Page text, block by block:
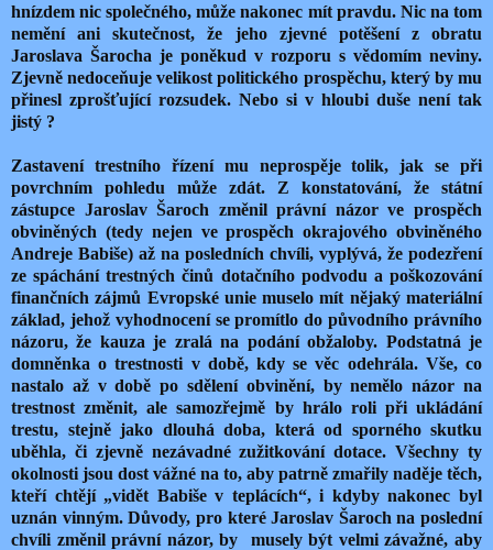
hnízdem nic společného, může nakonec mít pravdu. Nic na tom
nemění ani skutečnost, že jeho zjevné potěšení z obratu
Jaroslava Šarocha je poněkud v rozporu s vědomím neviny.
Zjevně nedoceňuje velikost politického prospěchu, který by mu
přinesl zprošťující rozsudek. Nebo si v hloubi duše není tak
jistý ?
Zastavení trestního řízení mu neprospěje tolik, jak se při
povrchním pohledu může zdát. Z konstatování, že státní
zástupce Jaroslav Šaroch změnil právní názor ve prospěch
obviněných (tedy nejen ve prospěch okrajového obviněného
Andreje Babiše) až na posledních chvíli, vyplývá, že podezření
ze spáchání trestných činů dotačního podvodu a poškozování
finančních zájmů Evropské unie muselo mít nějaký materiální
základ, jehož vyhodnocení se promítlo do původního právního
názoru, že kauza je zralá na podání obžaloby. Podstatná je
domněnka o trestnosti v době, kdy se věc odehrála. Vše, co
nastalo až v době po sdělení obvinění, by nemělo názor na
trestnost změnit, ale samozřejmě by hrálo roli při ukládání
trestu, stejně jako dlouhá doba, která od sporného skutku
uběhla, či zjevně nezávadné zužitkování dotace. Všechny ty
okolnosti jsou dost vážné na to, aby patrně zmařily naděje těch,
kteří chtějí „vidět Babiše v teplácích“, i kdyby nakonec byl
uznán vinným. Důvody, pro které Jaroslav Šaroch na poslední
chvíli změnil právní názor, by
musely být velmi závažné, aby